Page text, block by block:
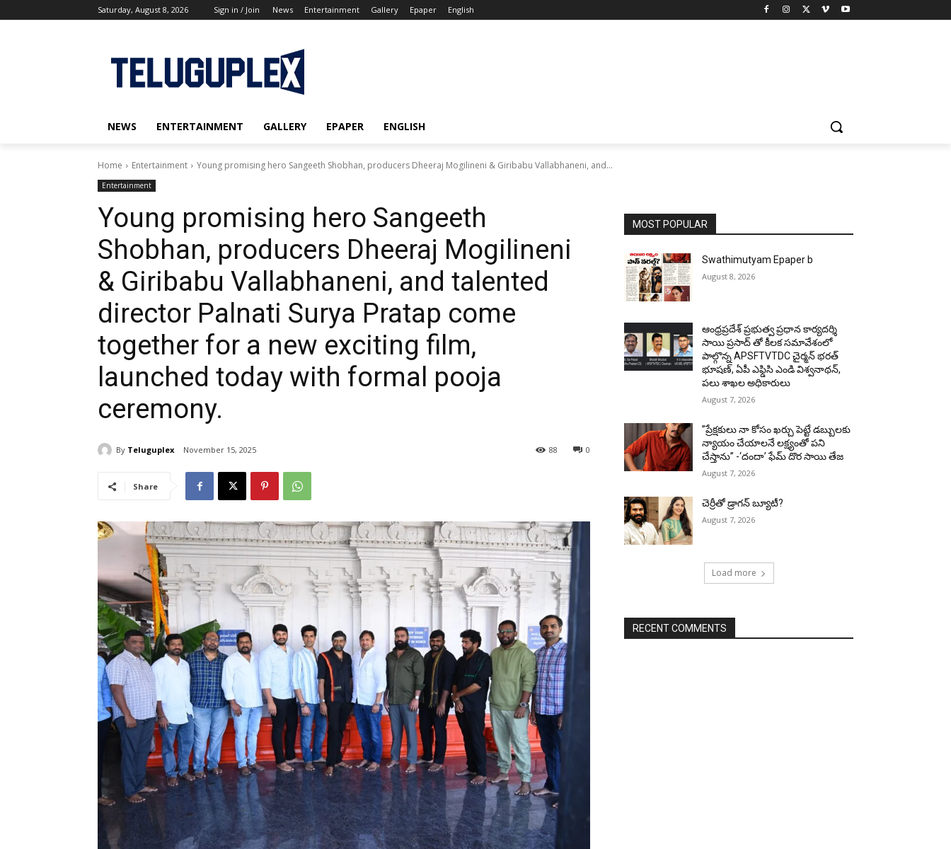
Saturday, August 8, 2026 Sign in / Join News Entertainment Gallery Epaper English
NEWS ENTERTAINMENT GALLERY EPAPER ENGLISH
Home Entertainment Young promising hero Sangeeth Shobhan, producers Dheeraj Mogilineni & Giribabu Vallabhaneni, and...
Entertainment
Young promising hero Sangeeth
Shobhan, producers Dheeraj Mogilineni
& Giribabu Vallabhaneni, and talented
director Palnati Surya Pratap come
together for a new exciting film,
launched today with formal pooja
ceremony.
By Teluguplex November 15, 2025 0
88
Share
MOST POPULAR
Swathimutyam Epaper b
August 8, 2026
ఆంధ్రప్రదేశ్ ప్రభుత్వ ప్రధాన కార్యదర్శి
సాయి ప్రసాద్ తో కీలక సమావేశంలో
పాల్గొన్న APSFTVTDC చైర్మన్ భరత్
భూషణ్, ఏపీ ఎఫ్డిసి ఎండి విశ్వనాథన్,
పలు శాఖల అధికారులు
August 7, 2026
”ప్రేక్షకులు నా కోసం ఖర్చు పెట్టే డబ్బులకు
న్యాయం చేయాలనే లక్ష్యంతో పని
చేస్తాను” -‘దందా’ ఫేమ్ దొర సాయి తేజ
August 7, 2026
చెర్రీతో డ్రాగన్ బ్యూటీ?
August 7, 2026
Load more
RECENT COMMENTS